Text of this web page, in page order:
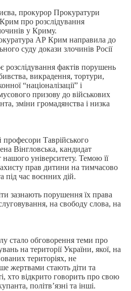
прокурор Прокуратури
про розслідування
у Криму.
АР Крим направила до
суду докази злочинів Росії
фактів порушень
викрадення, тортури,
“націоналізації” і
призову до військових
зміни громадянства і низка
професори Таврійського
Вінгловська, кандидат
університету. Темою її
прав дитини на тимчасово
під час воєнних дій.
зазнають порушення їх права
на свободу слова, на
стало обговорення теми про
на території України, якої, на
територіях, не
жертвами стають діти та
хто відкрито говорить про свою
політв’язні та інші.